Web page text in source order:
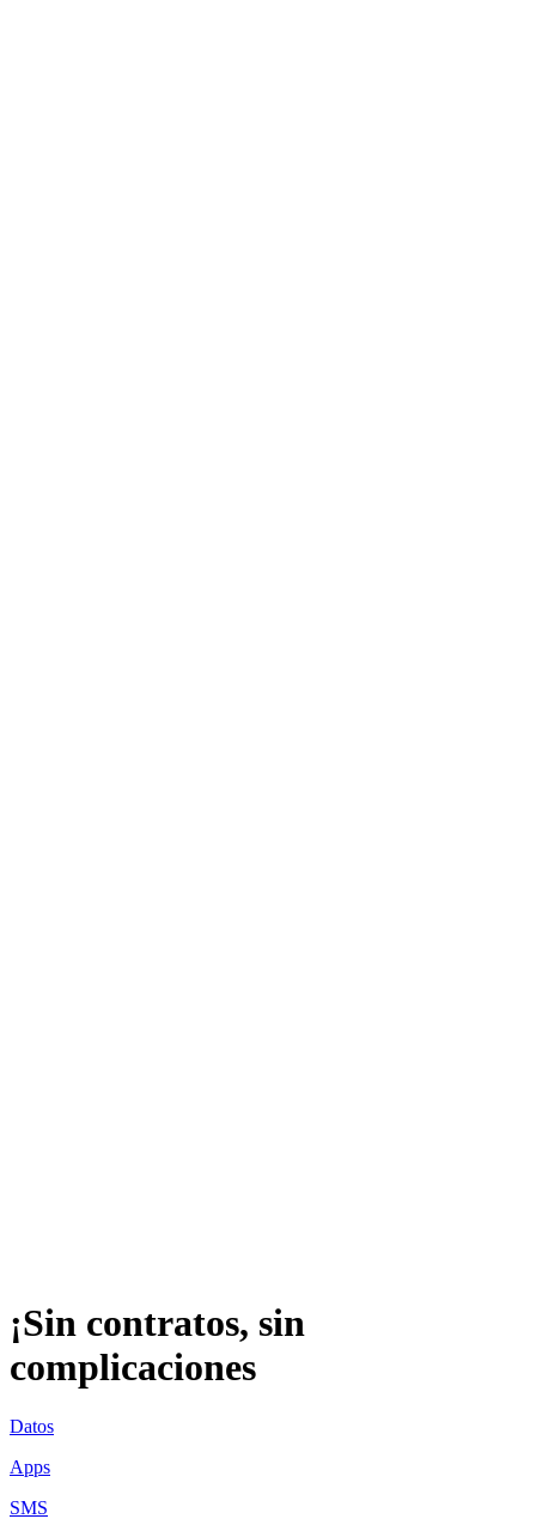
¡Sin contratos, sin
complicaciones
Datos
Apps
SMS